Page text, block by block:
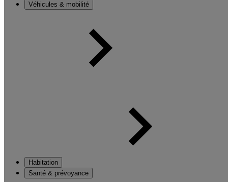
Véhicules & mobilité
Habitation
Santé & prévoyance